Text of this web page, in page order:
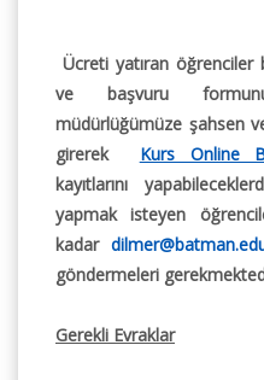
Ücreti yatıran
ve başvuru
müdürlüğümüze şahsen
girerek Kurs Online
kayıtlarını
yapmak isteyen
kadar
göndermeleri
Gerekli Evraklar